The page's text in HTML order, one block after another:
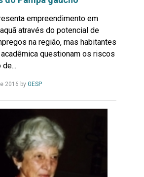
empreendimento em
através do potencial de
na região, mas habitantes
questionam os riscos
2016 by GESPLeia